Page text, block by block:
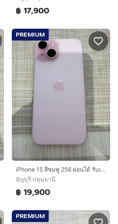
฿ 17,900
PREMIUM
iPhone 15 สีชมพู 256 ผ่อนได้ รับเทิร์น
ธัญบุรี ปทุมธานี
฿ 19,900
PREMIUM